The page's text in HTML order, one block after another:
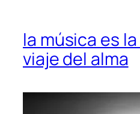
la música es
viaje del alma